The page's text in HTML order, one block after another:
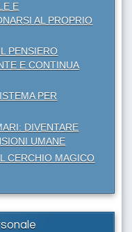
E
AL PROPRIO
PENSIERO
E CONTINUA
PER
DIVENTARE
UMANE
CERCHIO MAGICO